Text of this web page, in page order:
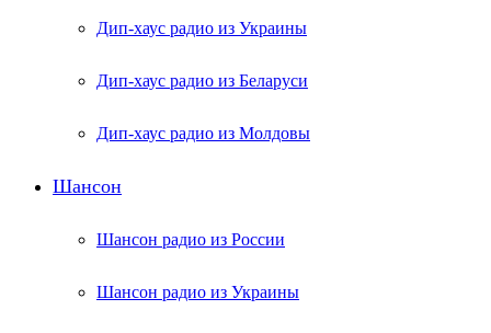
Дип-хаус радио из Украины
Дип-хаус радио из Беларуси
Дип-хаус радио из Молдовы
Шансон
Шансон радио из России
Шансон радио из Украины